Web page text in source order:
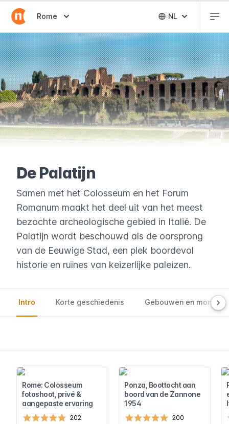
Abrir selector de destinos
Rome Abrir selector
NL
De Palatijn
Samen met het Colosseum en het Forum
Romanum maakt het deel uit van het meest
bezochte archeologische gebied in Italië. De
Palatijn wordt beschouwd als de oorsprong
van de Eeuwige Stad, een plek boordevol
historie en ruïnes van keizerlijke paleizen.
Intro Korte geschiedenis Gebouwen en
Rome: Colosseum
fotoshoot, privé &
aangepaste ervaring
202
Ponza, Boottocht aan
boord van de Zannone
1954
200